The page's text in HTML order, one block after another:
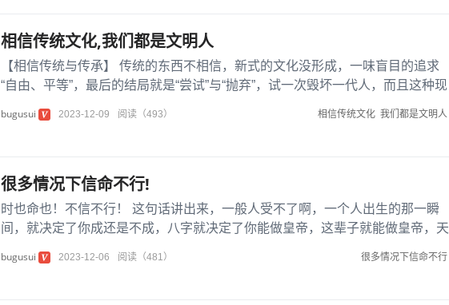
相信传统文化,我们都是文明人
【相信传统与传承】 传统的东西不相信，新式的文化没形成，一味盲目的追求
“自由、平等”，最后的结局就是“尝试”与“抛弃”，试一次毁坏一代人，而且这种现
相信传统文化 我们都是文明人
bugusui 2023-12-09 阅读（493）
很多情况下信命不行!
时也命也！不信不行！ 这句话讲出来，一般人受不了啊，一个人出生的那一瞬
间，就决定了你成还是不成，八字就决定了你能做皇帝，这辈子就能做皇帝，天
很多情况下信命不行
bugusui 2023-12-06 阅读（481）